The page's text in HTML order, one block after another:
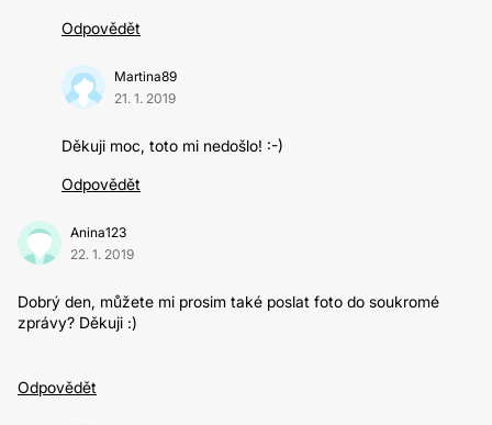
Odpovědět
Martina89
21. 1. 2019
Děkuji moc, toto mi nedošlo! :-)
Odpovědět
Anina123
22. 1. 2019
Dobrý den, můžete mi prosim také poslat foto do soukromé
zprávy? Děkuji :)
Odpovědět